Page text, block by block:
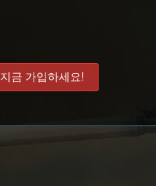
지금 가입하세요!